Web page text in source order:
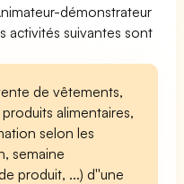
démonstrateur
activités suivantes sont
de vêtements,
alimentaires,
selon les
semaine
produit, ...) d''une